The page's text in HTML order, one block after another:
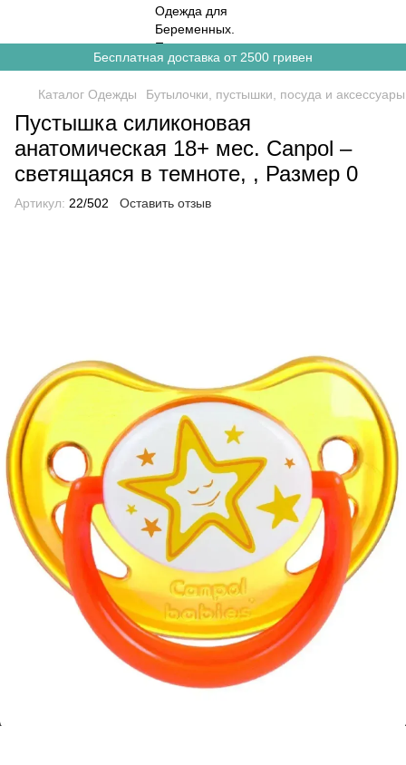
Бесплатная доставка от 2500 гривен
Каталог Одежды Бутылочки, пустышки, посуда и аксессуары
Пустышка силиконовая
анатомическая 18+ мес. Canpol –
светящаяся в темноте, , Размер 0
Артикул: 22/502 Оставить отзыв